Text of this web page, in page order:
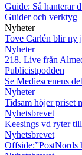
Guide: Så hanterar
Guider och verktyg
Nyheter
Tove Carlén blir ny
Nyheter
218. Live från
Publicistpodden
Se Mediescenens
Nyheter
Tidsam höjer priset
Nyhetsbrevet
Keesings vd ryter
Nyhetsbrevet
Offside:”PostNords